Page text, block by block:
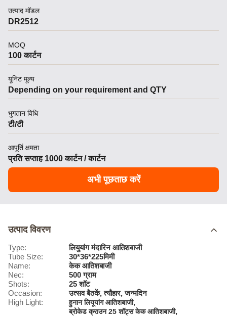
उत्पाद मॉडल
DR2512
MOQ
100 कार्टन
यूनिट मूल्य
Depending on your requirement and QTY
भुगतान विधि
टी/टी
आपूर्ति क्षमता
प्रति सप्ताह 1000 कार्टन / कार्टन
अभी पूछताछ करें
उत्पाद विवरण
Type:
लियुयांग मंदारिन आतिशबाजी
Tube Size:
30*36*225मिमी
Name:
केक आतिशबाजी
Nec:
500 ग्राम
Shots:
25 शॉट
Occasion:
उत्सव बैठकें, त्यौहार, जन्मदिन
High Light:
हुनान लियूयांग आतिशबाजी,
ब्रोकेड क्राउन 25 शॉट्स केक आतिशबाजी,